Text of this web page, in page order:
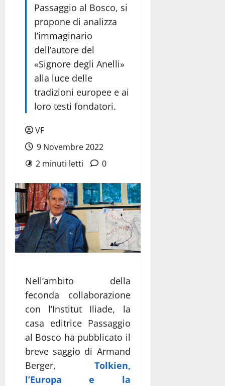
Passaggio al Bosco, si
propone di analizza
l’immaginario
dell’autore del
«Signore degli Anelli»
alla luce delle
tradizioni europee e ai
loro testi fondatori.
VF
9 Novembre 2022
2 minuti letti
0
Nell’ambito della
feconda collaborazione
con l’Institut Iliade, la
casa editrice Passaggio
al Bosco ha pubblicato il
breve saggio di Armand
Berger, Tolkien,
l’Europa e la